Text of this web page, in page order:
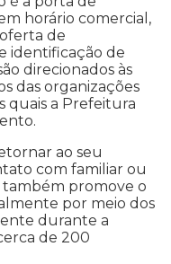
horário comercial,
de
identificação de
direcionados às
das organizações
quais a Prefeitura
ao seu
com familiar ou
também promove o
por meio dos
durante a
de 200